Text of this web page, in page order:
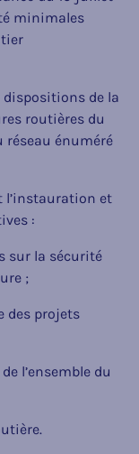
minimales
dispositions de la
routières du
réseau énuméré
l’instauration et
:
sur la sécurité
;
des projets
l’ensemble du